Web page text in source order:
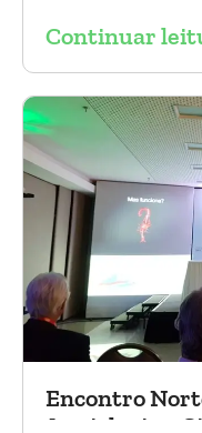
experiência
Daniel Benitti e à
Fernandes Costa)
Continuar
Encontro
Angiologia e